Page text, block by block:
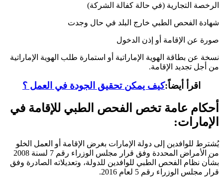
الرخصة التجارية (في حالة كفالة الشركة)
شهادة الفحص الطبي خارج البلد في حال وجدت
صورة عن الإقامة أو إذن الدخول
نسخة عن بطاقة الهوية الإماراتية أو استمارة طلب الهوية الإماراتية
من أجل تجديد الإقامة.
اقرأ أيضاً:كيف يمكن تحقيق الجودة في العمل ؟
أحكام عامة تخص الفحص الطبي للإقامة في
الإمارات:
يُشترط للوافدين إلى دولة الإمارات بغرض الإقامة أو العمل الخلو
من الأمراض المحددة وفق قرار مجلس الوزراء رقم 7 لسنة 2008
بشأن نظام الفحص الطبي للوافدين للدولة، وتعديلاته الصادرة وفق
قرار مجلس الوزراء رقم 5 لعام 2016.